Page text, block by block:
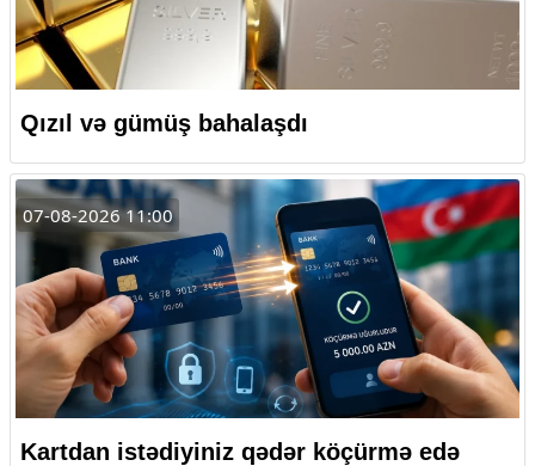
Qızıl və gümüş bahalaşdı
07-08-2026 11:00
Kartdan istədiyiniz qədər köçürmə edə